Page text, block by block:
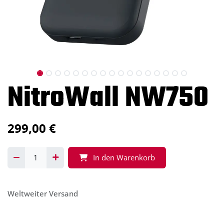
NitroWall NW750
299,00 €
In den Warenkorb
Weltweiter Versand